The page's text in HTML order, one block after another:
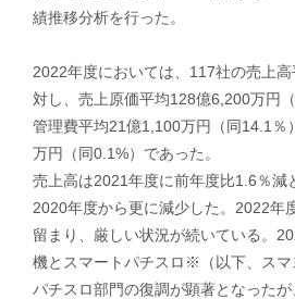
績推移分析を行った。
2022年度においては、117社の売上
対し、売上原価平均128億6,200万円
管理費平均21億1,100万円（同14.1％
万円（同0.1%）であった。
売上高は2021年度に前年度比1.6％減
2020年度から更に減少した。2022年
留まり、厳しい状況が続いている。
機とスマートパチスロ※（以下、スマ
パチスロ部門の復調が顕著となった